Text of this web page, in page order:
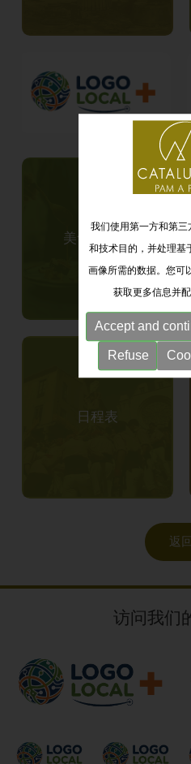
我们使用第一方和第
和技术目的，并处理基
画像所需的数据。您可
获取更多信息并配
Accept and
Refuse
美食与住宿
日程表
返回
访问我们